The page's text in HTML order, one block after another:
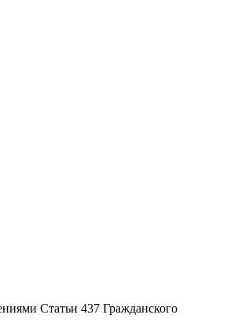
Статьи 437 Гражданского